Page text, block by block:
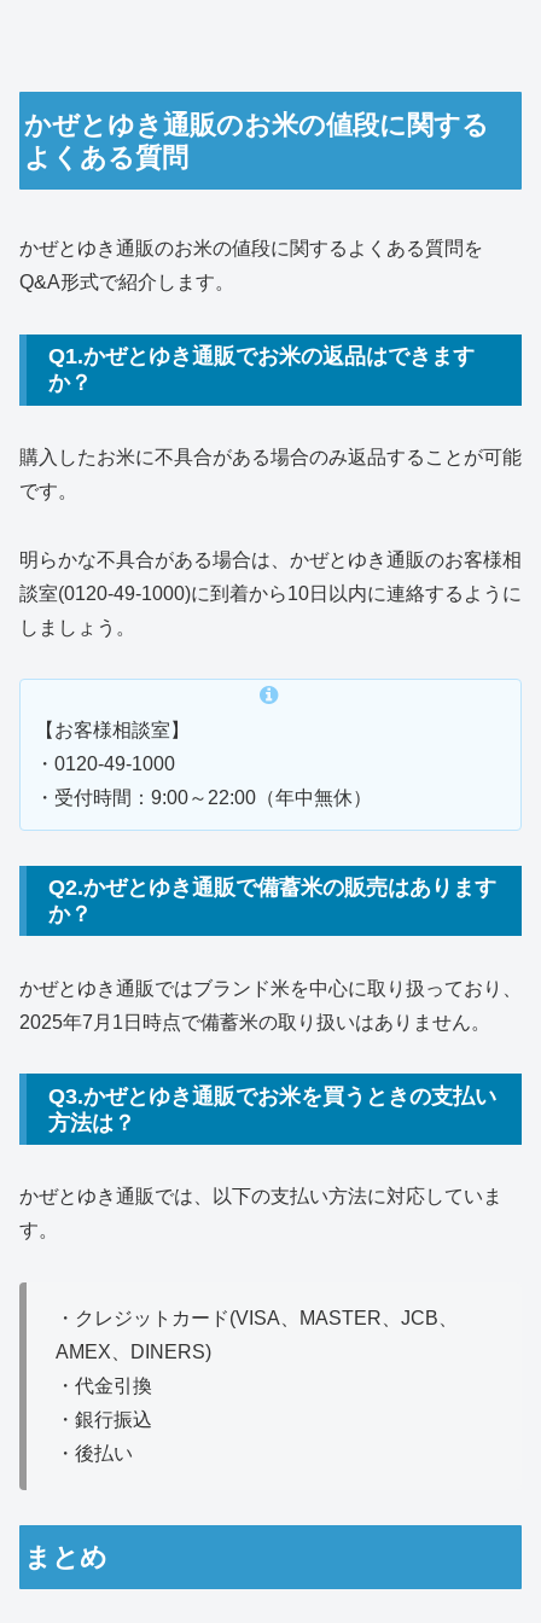
かぜとゆき通販のお米の値段に関する
よくある質問
かぜとゆき通販のお米の値段に関するよくある質問を
Q&A形式で紹介します。
Q1.かぜとゆき通販でお米の返品はできます
か？
購入したお米に不具合がある場合のみ返品することが可能
です。
明らかな不具合がある場合は、かぜとゆき通販のお客様相
談室(0120-49-1000)に到着から10日以内に連絡するように
しましょう。
【お客様相談室】
・0120-49-1000
・受付時間：9:00～22:00（年中無休）
Q2.かぜとゆき通販で備蓄米の販売はあります
か？
かぜとゆき通販ではブランド米を中心に取り扱っており、
2025年7月1日時点で備蓄米の取り扱いはありません。
Q3.かぜとゆき通販でお米を買うときの支払い
方法は？
かぜとゆき通販では、以下の支払い方法に対応していま
す。
・クレジットカード(VISA、MASTER、JCB、
AMEX、DINERS)
・代金引換
・銀行振込
・後払い
まとめ